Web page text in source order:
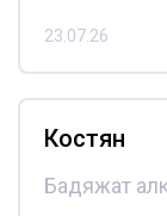
23.07.26
Костян
Бадяжат